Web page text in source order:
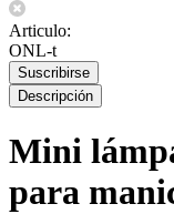
Articulo:
ONL-t
Suscribirse
Descripción
Mini
para